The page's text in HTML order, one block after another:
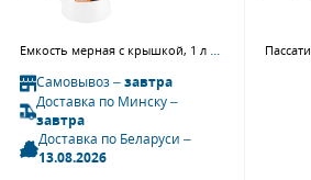
Емкость мерная с крышкой, 1 л AFFIX AF13510001
Самовывоз –завтра
Доставка по Минску –
завтра
Доставка по Беларуси –
13.08.2026